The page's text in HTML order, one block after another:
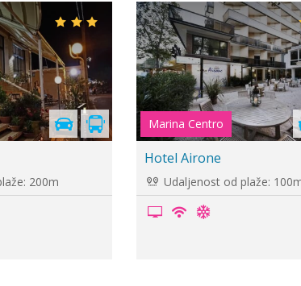
500m
Cenovnik je
u pripremi
Hotel Moroli
Udaljenost od plaže: 50m